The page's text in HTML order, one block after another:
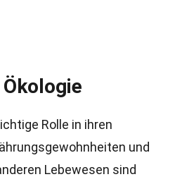
Rolle in ihren
und
Lebewesen sind